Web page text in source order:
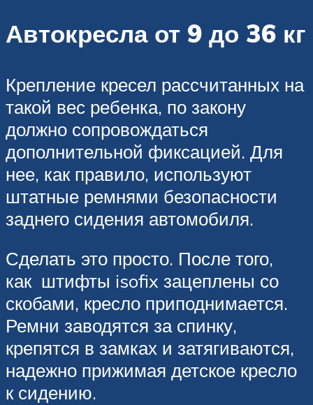
Автокресла от 9 до 36 кг
Крепление кресел рассчитанных на
такой вес ребенка, по закону
должно сопровождаться
дополнительной фиксацией. Для
нее, как правило, используют
штатные ремнями безопасности
заднего сидения автомобиля.
Сделать это просто. После того,
как штифты isofix зацеплены со
скобами, кресло приподнимается.
Ремни заводятся за спинку,
крепятся в замках и затягиваются,
надежно прижимая детское кресло
к сидению.